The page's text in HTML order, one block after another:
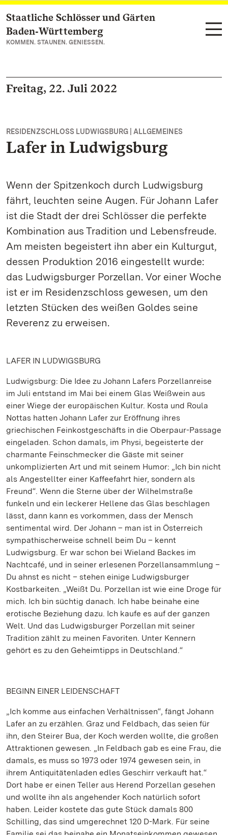
Zum Hauptinhalt springen
Staatliche Schlösser und Gärten
Baden‑Württemberg
KOMMEN. STAUNEN. GENIESSEN.
Freitag, 22. Juli 2022
RESIDENZSCHLOSS LUDWIGSBURG | ALLGEMEINES
Lafer in Ludwigsburg
Wenn der Spitzenkoch durch Ludwigsburg
fährt, leuchten seine Augen. Für Johann Lafer
ist die Stadt der drei Schlösser die perfekte
Kombination aus Tradition und Lebensfreude.
Am meisten begeistert ihn aber ein Kulturgut,
dessen Produktion 2016 eingestellt wurde:
das Ludwigsburger Porzellan. Vor einer Woche
ist er im Residenzschloss gewesen, um den
letzten Stücken des weißen Goldes seine
Reverenz zu erweisen.
LAFER IN LUDWIGSBURG
Ludwigsburg: Die Idee zu Johann Lafers Porzellanreise
im Juli entstand im Mai bei einem Glas Weißwein aus
einer Wiege der europäischen Kultur. Kosta und Roula
Nottas hatten Johann Lafer zur Eröffnung ihres
griechischen Feinkostgeschäfts in die Oberpaur-Passage
eingeladen. Schon damals, im Physi, begeisterte der
charmante Feinschmecker die Gäste mit seiner
unkomplizierten Art und mit seinem Humor: „Ich bin nicht
als Angestellter einer Kaffeefahrt hier, sondern als
Freund“. Wenn die Sterne über der Wilhelmstraße
funkeln und ein leckerer Hellene das Glas beschlagen
lässt, dann kann es vorkommen, dass der Mensch
sentimental wird. Der Johann – man ist in Österreich
sympathischerweise schnell beim Du – kennt
Ludwigsburg. Er war schon bei Wieland Backes im
Nachtcafé, und in seiner erlesenen Porzellansammlung –
Du ahnst es nicht – stehen einige Ludwigsburger
Kostbarkeiten. „Weißt Du. Porzellan ist wie eine Droge für
mich. Ich bin süchtig danach. Ich habe beinahe eine
erotische Beziehung dazu. Ich kaufe es auf der ganzen
Welt. Und das Ludwigsburger Porzellan mit seiner
Tradition zählt zu meinen Favoriten. Unter Kennern
gehört es zu den Geheimtipps in Deutschland.“
BEGINN EINER LEIDENSCHAFT
„Ich komme aus einfachen Verhältnissen“, fängt Johann
Lafer an zu erzählen. Graz und Feldbach, das seien für
ihn, den Steirer Bua, der Koch werden wollte, die großen
Attraktionen gewesen. „In Feldbach gab es eine Frau, die
damals, es muss so 1973 oder 1974 gewesen sein, in
ihrem Antiquitätenladen edles Geschirr verkauft hat.“
Dort habe er einen Teller aus Herend Porzellan gesehen
und wollte ihn als angehender Koch natürlich sofort
haben. Leider kostete das gute Stück damals 800
Schilling, das sind umgerechnet 120 D-Mark. Für seine